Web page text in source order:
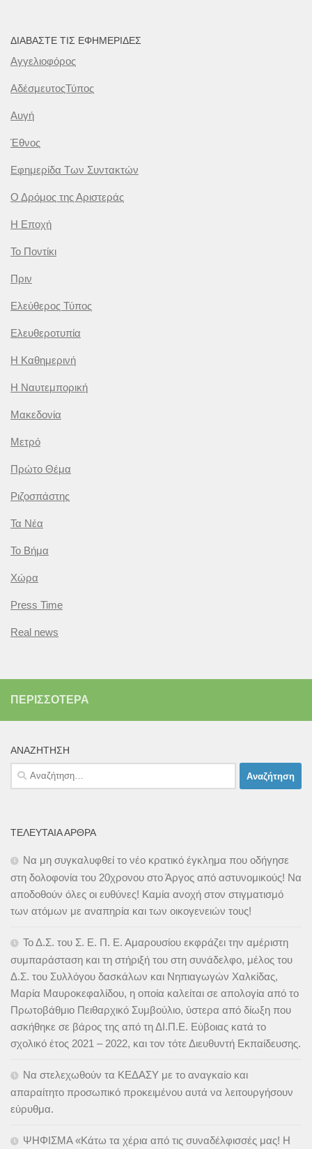
ΔΙΑΒΆΣΤΕ ΤΙΣ ΕΦΗΜΕΡΊΔΕΣ
Αγγελιοφόρος
ΑδέσμευτοςΤύπος
Αυγή
Έθνος
Εφημερίδα Των Συντακτών
Ο Δρόμος της Αριστεράς
Η Εποχή
Το Ποντίκι
Πριν
Ελεύθερος Τύπος
Ελευθεροτυπία
Η Καθημερινή
Η Ναυτεμπορική
Μακεδονία
Μετρό
Πρώτο Θέμα
Ριζοσπάστης
Τα Νέα
Το Βήμα
Χώρα
Press Time
Real news
ΠΕΡΙΣΣΌΤΕΡΑ
ΑΝΑΖΉΤΗΣΗ
Αναζήτηση
για:
ΤΕΛΕΥΤΑΊΑ ΆΡΘΡΑ
Να μη συγκαλυφθεί το νέο κρατικό έγκλημα που οδήγησε
στη δολοφονία του 20χρονου στο Άργος από αστυνομικούς! Να
αποδοθούν όλες οι ευθύνες! Καμία ανοχή στον στιγματισμό
των ατόμων με αναπηρία και των οικογενειών τους!
Το Δ.Σ. του Σ. Ε. Π. Ε. Αμαρουσίου εκφράζει την αμέριστη
συμπαράσταση και τη στήριξή του στη συνάδελφο, μέλος του
Δ.Σ. του Συλλόγου δασκάλων και Νηπιαγωγών Χαλκίδας,
Μαρία Μαυροκεφαλίδου, η οποία καλείται σε απολογία από το
Πρωτοβάθμιο Πειθαρχικό Συμβούλιο, ύστερα από δίωξη που
ασκήθηκε σε βάρος της από τη ΔΙ.Π.Ε. Εύβοιας κατά το
σχολικό έτος 2021 – 2022, και τον τότε Διευθυντή Εκπαίδευσης.
Να στελεχωθούν τα ΚΕΔΑΣΥ με το αναγκαίο και
απαραίτητο προσωπικό προκειμένου αυτά να λειτουργήσουν
εύρυθμα.
ΨΗΦΙΣΜΑ «Κάτω τα χέρια από τις συναδέλφισσές μας! Η